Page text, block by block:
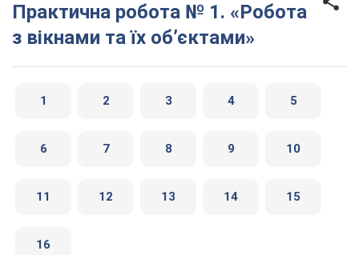
Практична робота № 1. «Робота
з вікнами та їх об’єктами»
1 2 3 4 5
6 7 8 9 10
11 12 13 14 15
16